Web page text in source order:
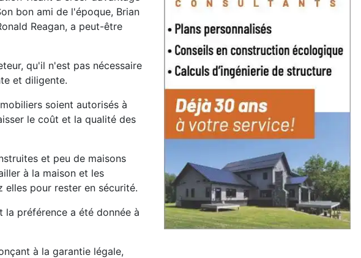
bon ami de l'époque, Brian
Reagan, a peut-être
qu'il n'est pas nécessaire
et diligente.
soient autorisés à
le coût et la qualité des
et peu de maisons
à la maison et les
elles pour rester en sécurité.
la préférence a été donnée à
à la garantie légale,